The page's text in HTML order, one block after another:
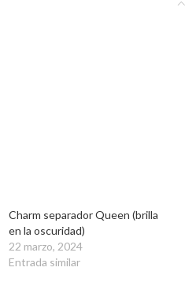
Charm separador Queen (brilla
en la oscuridad)
22 marzo, 2024
Entrada similar